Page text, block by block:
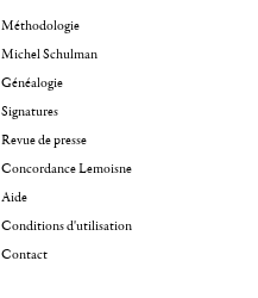
Méthodologie
Michel Schulman
Généalogie
Signatures
Revue de presse
Concordance Lemoisne
Aide
Conditions d'utilisation
Contact